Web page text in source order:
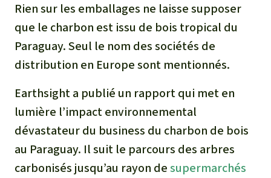
Rien sur les emballages ne laisse supposer
que le charbon est issu de bois tropical du
Paraguay. Seul le nom des sociétés de
distribution en Europe sont mentionnés.
Earthsight a publié un rapport qui met en
lumière l’impact environnemental
dévastateur du business du charbon de bois
au Paraguay. Il suit le parcours des arbres
carbonisés jusqu’au rayon desupermarchés